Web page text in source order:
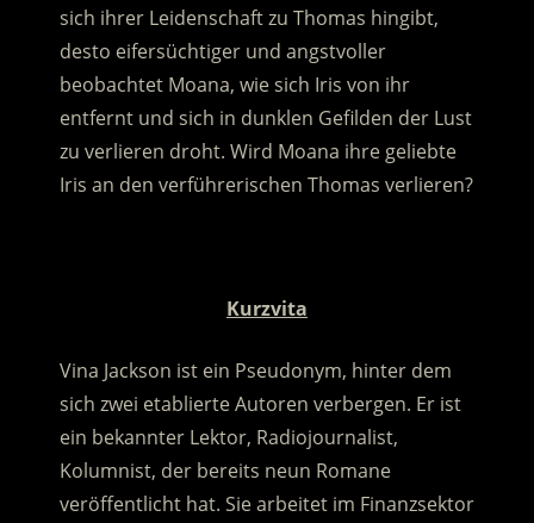
sich ihrer Leidenschaft zu Thomas hingibt,
desto eifersüchtiger und angstvoller
beobachtet Moana, wie sich Iris von ihr
entfernt und sich in dunklen Gefilden der Lust
zu verlieren droht. Wird Moana ihre geliebte
Iris an den verführerischen Thomas verlieren?
Kurzvita
Vina Jackson ist ein Pseudonym, hinter dem
sich zwei etablierte Autoren verbergen. Er ist
ein bekannter Lektor, Radiojournalist,
Kolumnist, der bereits neun Romane
veröffentlicht hat. Sie arbeitet im Finanzsektor